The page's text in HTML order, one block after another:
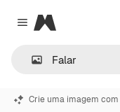
Close menu
Magnific
Crie uma imagem com